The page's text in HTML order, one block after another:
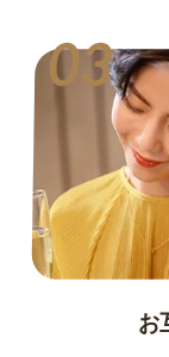
03
お